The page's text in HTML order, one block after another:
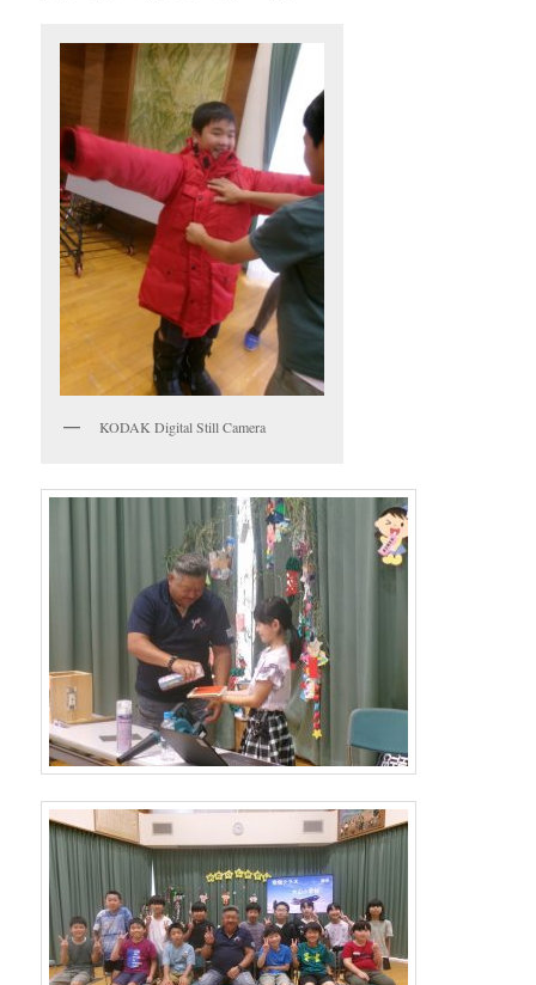
KODAK Digital Still Camera